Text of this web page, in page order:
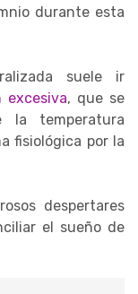
durante esta
suele ir
excesiva, que se
la temperatura
fisiológica por la
despertares
el sueño de